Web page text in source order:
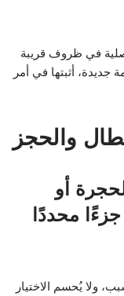
في ظروف قريبة
جديدة، أثبتها في أمر
والحجز
أو
محددًا
ولا يُحسم الاختيار